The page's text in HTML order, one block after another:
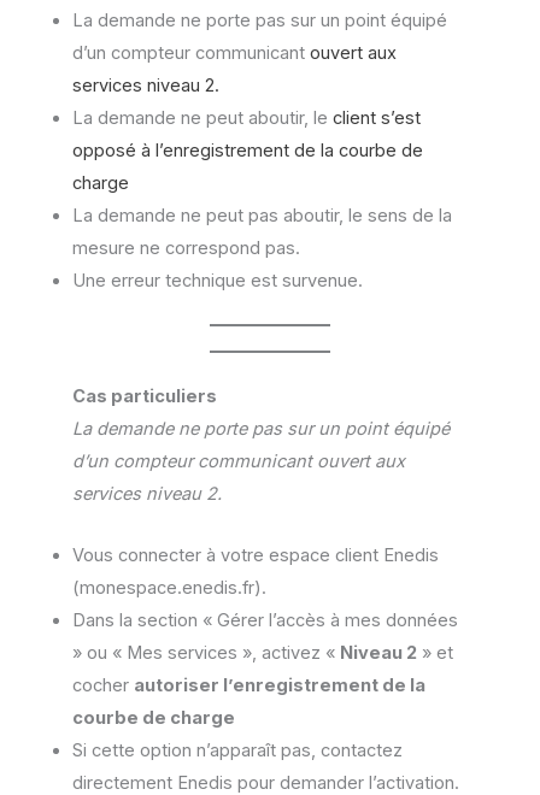
La demande ne porte pas sur un point équipé
d’un compteur communicant ouvert aux
services niveau 2.
La demande ne peut aboutir, le client s’est
opposé à l’enregistrement de la courbe de
charge
La demande ne peut pas aboutir, le sens de la
mesure ne correspond pas.
Une erreur technique est survenue.
Cas particuliers
La demande ne porte pas sur un point équipé
d’un compteur communicant ouvert aux
services niveau 2.
Vous connecter à votre espace client Enedis
(monespace.enedis.fr).
Dans la section « Gérer l’accès à mes données
» ou « Mes services », activez « Niveau 2 » et
cocher autoriser l’enregistrement de la
courbe de charge
Si cette option n’apparaît pas, contactez
directement Enedis pour demander l’activation.